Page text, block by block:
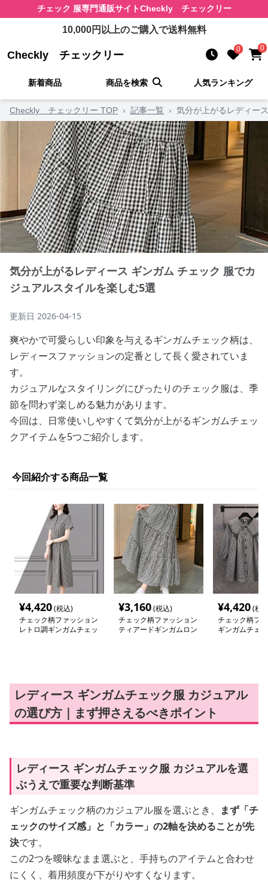
チェック 服専門通販サイトCheckly チェックリー
10,000円以上のご購入で送料無料
Checkly チェックリー 0 0
新着商品 商品を検索 人気ランキング
Checkly チェックリー TOP › 記事一覧 › 気分が上がるレディー
気分が上がるレディース ギンガム チェック 服でカ
ジュアルスタイルを楽しむ5選
更新日 2026-04-15
爽やかで可愛らしい印象を与えるギンガムチェック柄は、
レディースファッションの定番として長く愛されていま
す。
カジュアルなスタイリングにぴったりのチェック服は、季
節を問わず楽しめる魅力があります。
今回は、日常使いしやすくて気分が上がるギンガムチェッ
クアイテムを5つご紹介します。
今回紹介する商品一覧
¥4,420(税込)
チェック柄ファッション
レトロ調ギンガムチェッ
¥3,160(税込)
チェック柄ファッション
ティアードギンガムロン
¥4,420(税
チェック柄フ
ギンガムチェ
レディース ギンガムチェック服 カジュアル
の選び方｜まず押さえるべきポイント
レディース ギンガムチェック服 カジュアルを選
ぶうえで重要な判断基準
ギンガムチェック柄のカジュアル服を選ぶとき、
まず「チ
ェックのサイズ感」と「カラー」の2軸を決めることが先
決です。
この2つを曖昧なまま選ぶと、手持ちのアイテムと合わせ
にくく、着用頻度が下がりやすくなります。